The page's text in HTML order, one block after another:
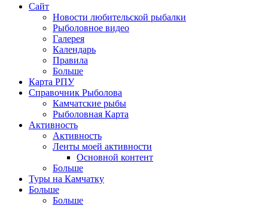
Сайт
Новости любительской рыбалки
Рыболовное видео
Галерея
Календарь
Правила
Больше
Карта РПУ
Справочник Рыболова
Камчатские рыбы
Рыболовная Карта
Активность
Активность
Ленты моей активности
Основной контент
Больше
Туры на Камчатку
Больше
Больше